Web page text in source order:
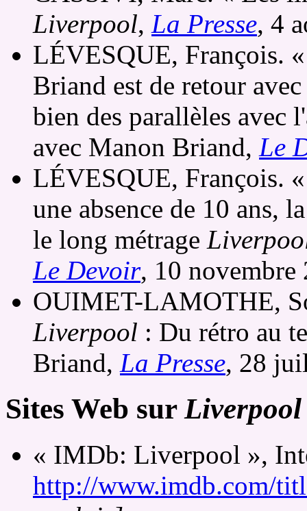
Liverpool, La Presse, 4
LÉVESQUE, François.
Briand est de retour
bien des parallèles avec
avec Manon Briand, Le
LÉVESQUE, François.
une absence de 10 ans,
le long métrage
Le Devoir, 10 novembre
OUIMET-LAMOTHE,
Liverpool : Du rétro au
Briand, La Presse, 28
Sites Web sur Liverpool
« IMDb: Liverpool »,
http://www.imdb.com/